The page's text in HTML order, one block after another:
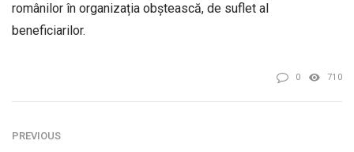
românilor în organizația obștească, de suflet al
beneficiarilor.
0 710
PREVIOUS